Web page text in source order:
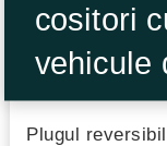
cositori
vehicule
Plugul